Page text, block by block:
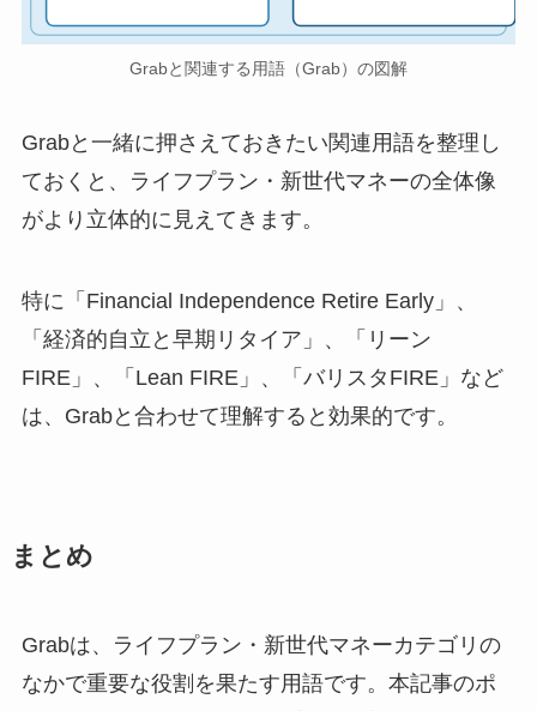
Grabと関連する用語（Grab）の図解
Grabと一緒に押さえておきたい関連用語を整理し
ておくと、ライフプラン・新世代マネーの全体像
がより立体的に見えてきます。
特に「Financial Independence Retire Early」、
「経済的自立と早期リタイア」、「リーン
FIRE」、「Lean FIRE」、「バリスタFIRE」など
は、Grabと合わせて理解すると効果的です。
まとめ
Grabは、ライフプラン・新世代マネーカテゴリの
なかで重要な役割を果たす用語です。本記事のポ